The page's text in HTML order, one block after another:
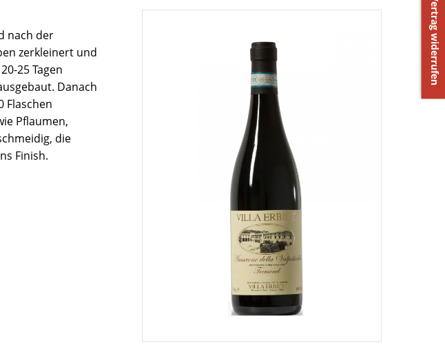
↺ Vertrag widerrufen
nach der
zerkleinert und
25 Tagen
Danach
Flaschen
Pflaumen,
die
Finish.